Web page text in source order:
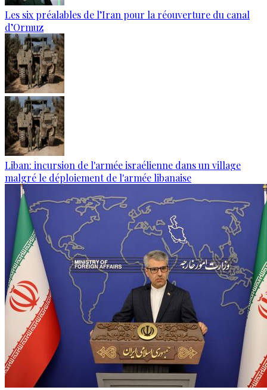
Les six préalables de l’Iran pour la réouverture du canal
d’Ormuz
Liban: incursion de l'armée israélienne dans un village
malgré le déploiement de l'armée libanaise